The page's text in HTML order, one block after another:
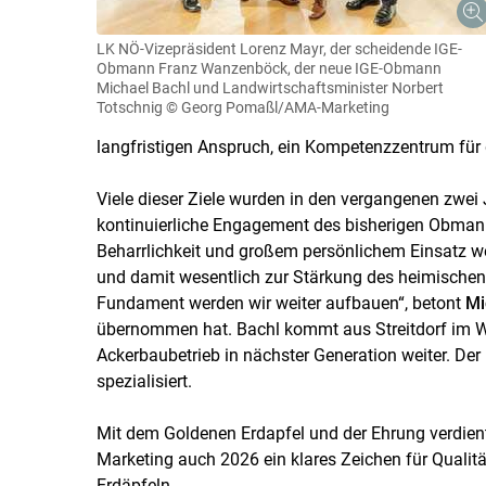
LK NÖ-Vizepräsident Lorenz Mayr, der scheidende IGE-
Obmann Franz Wanzenböck, der neue IGE-Obmann
Michael Bachl und Landwirtschaftsminister Norbert
Totschnig © Georg Pomaßl/AMA-Marketing
langfristigen Anspruch, ein Kompetenzzentrum
Viele dieser Ziele wurden in den vergangenen
kontinuierliche Engagement des bisherigen
Beharrlichkeit und großem persönlichem Einsatz
und damit wesentlich zur Stärkung des
Fundament werden wir weiter aufbauen“, betont
übernommen hat. Bachl kommt aus Streitdorf im
Ackerbaubetrieb in nächster Generation weiter.
spezialisiert.
Mit dem Goldenen Erdapfel und der Ehrung
Marketing auch 2026 ein klares Zeichen für